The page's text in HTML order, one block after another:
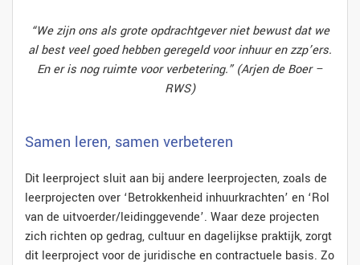
“We zijn ons als grote opdrachtgever niet bewust dat we
al best veel goed hebben geregeld voor inhuur en zzp’ers.
En er is nog ruimte voor verbetering.” (Arjen de Boer –
RWS)
Samen leren, samen verbeteren
Dit leerproject sluit aan bij andere leerprojecten, zoals de
leerprojecten over ‘Betrokkenheid inhuurkrachten’ en ‘Rol
van de uitvoerder/leidinggevende’. Waar deze projecten
zich richten op gedrag, cultuur en dagelijkse praktijk, zorgt
dit leerproject voor de juridische en contractuele basis. Zo